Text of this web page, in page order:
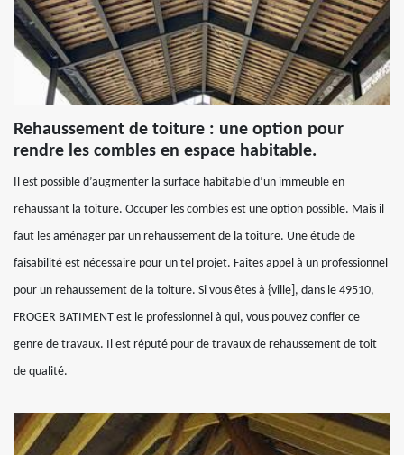
Rehaussement de toiture : une option pour
rendre les combles en espace habitable.
Il est possible d’augmenter la surface habitable d’un immeuble en
rehaussant la toiture. Occuper les combles est une option possible. Mais il
faut les aménager par un rehaussement de la toiture. Une étude de
faisabilité est nécessaire pour un tel projet. Faites appel à un professionnel
pour un rehaussement de la toiture. Si vous êtes à {ville], dans le 49510,
FROGER BATIMENT est le professionnel à qui, vous pouvez confier ce
genre de travaux. Il est réputé pour de travaux de rehaussement de toit
de qualité.